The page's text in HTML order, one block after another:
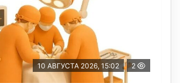
10 АВГУСТА 2026, 15:02 2